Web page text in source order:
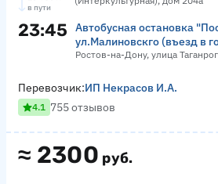
в пути
23:45
Автобусная остановка
ул.Малиновскго (въезд в
Ростов-на-Дону, улица
≈ 2300 руб.
Перевозчик:ИП Некрасов И.А.
4.1 755 отзывов